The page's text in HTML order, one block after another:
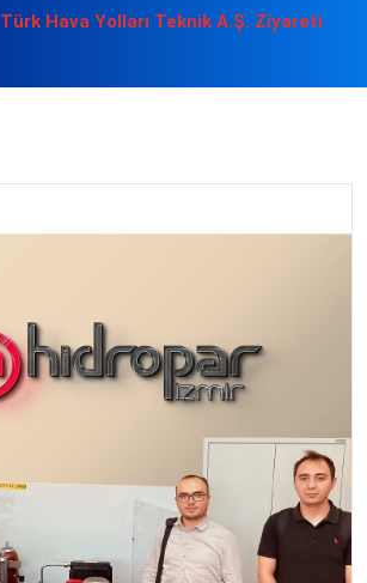
Türk Hava Yolları Teknik A.Ş. Ziyareti